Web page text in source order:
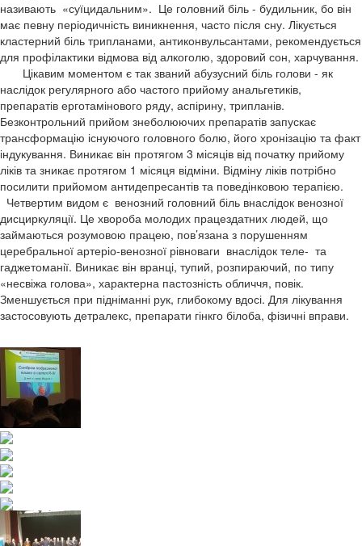
називають «суїцидальним». Це головний біль - будильник, бо він
має певну періодичність виникнення, часто після сну. Лікується
кластерний біль трипланами, антиконвульсантами, рекомендується
для профілактики відмова від алкоголю, здоровий сон, харчування.
Цікавим моментом є так званий абузусний біль голови - як
наслідок регулярного або частого прийому анальгетиків,
препаратів ерготамінового ряду, аспірину, трипланів.
Безконтрольний прийом знеболюючих препаратів запускає
трансформацію існуючого головного болю, його хронізацію та факт
індукування. Виникає він протягом 3 місяців від початку прийому
ліків та зникає протягом 1 місяця відміни. Відміну ліків потрібно
посилити прийомом антидепресантів та поведінковою терапією.
Четвертим видом є венозний головний біль внаслідок венозної
дисциркуляції. Це хвороба молодих працездатних людей, що
займаються розумовою працею, пов’язана з порушенням
церебральної артеріо-венозної рівноваги внаслідок теле- та
гаджетоманії. Виникає він вранці, тупий, розпираючий, по типу
«несвіжа голова», характерна пастозність обличчя, повік.
Зменшується при підніманні рук, глибокому вдосі. Для лікування
застосовують детралекс, препарати гінкго білоба, фізичні вправи.